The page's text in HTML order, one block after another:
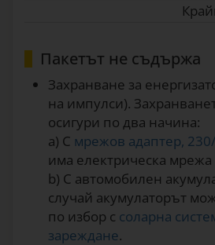
Пакетът не съдържа
Захранване за
на импулси).
осигури по два начина:
a) С мрежов адаптер,
има електрическа мрежа
b) С автомобилен
случай акумулаторът
по избор с соларна
зареждане.